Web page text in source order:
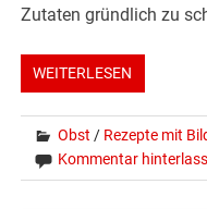
Zutaten gründlich zu
WEITERLESEN
Obst / Rezepte mit
Kommentar